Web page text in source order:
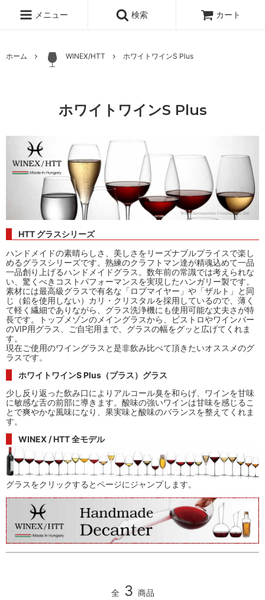
メニュー 検索 カート
ホーム WINEX/HTT ホワイトワインS Plus
ホワイトワインS Plus
HTT グラスシリーズ
ハンドメイドの素晴らしさ、美しさをリーズナブルプライスで楽し
めるグラスシリーズです。熟練のクラフトマン達が精魂込めて一品
一品創り上げるハンドメイドグラス。数年前の常識では考えられな
い、驚くべきコストパフォーマンスを実現したハンガリー製です。
素材には最高級グラスで有名な「ロブマイヤー」や「ザルト」と同
じ（鉛を使用しない）カリ・クリスタルを採用しているので、薄く
て軽く繊細でありながら、グラス洗浄機にも使用可能な丈夫さが特
長です。トップメゾンのメイングラスから、ビストロやワインバー
のVIP用グラス、ご自宅用まで、グラスの幅をグッと広げてくれま
す。
現在ご使用のワイングラスと是非飲み比べて頂きたいオススメのグ
ラスです。
ホワイトワインS Plus（プラス）グラス
少し反り返った飲み口によりアルコール臭を和らげ、ワインを甘味
に敏感な舌の前部に導きます。酸味の強いワインは甘味を感じるこ
とで爽やかな風味になり、果実味と酸味のバランスを整えてくれま
す。
WINEX / HTT 全モデル
グラスをクリックするとページにジャンプします。
全 3 商品